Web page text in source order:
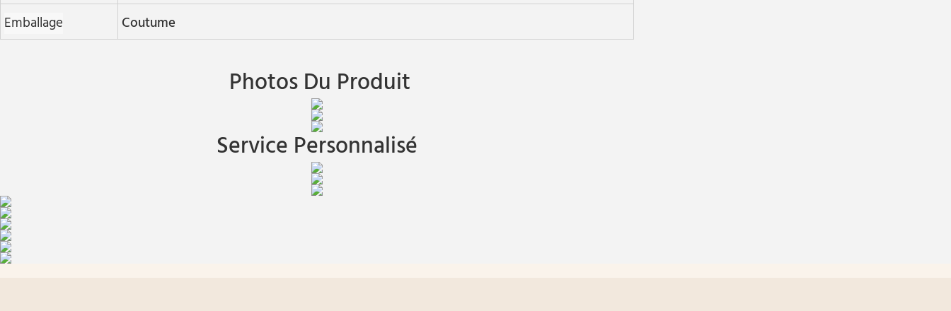
Emballage
Coutume
Photos Du Produit
Service Personnalisé